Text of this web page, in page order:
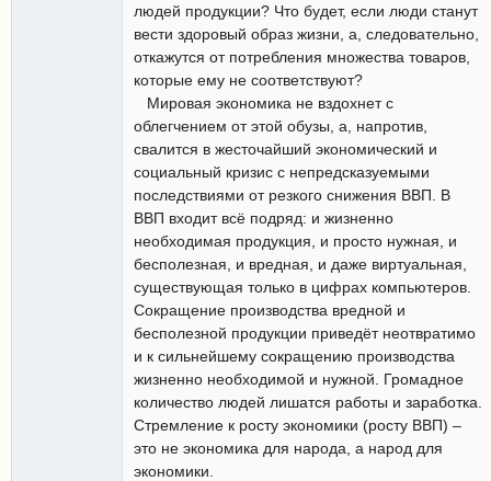
людей продукции? Что будет, если люди станут
вести здоровый образ жизни, а, следовательно,
откажутся от потребления множества товаров,
которые ему не соответствуют?
Мировая экономика не вздохнет с
облегчением от этой обузы, а, напротив,
свалится в жесточайший экономический и
социальный кризис с непредсказуемыми
последствиями от резкого снижения ВВП. В
ВВП входит всё подряд: и жизненно
необходимая продукция, и просто нужная, и
бесполезная, и вредная, и даже виртуальная,
существующая только в цифрах компьютеров.
Сокращение производства вредной и
бесполезной продукции приведёт неотвратимо
и к сильнейшему сокращению производства
жизненно необходимой и нужной. Громадное
количество людей лишатся работы и заработка.
Стремление к росту экономики (росту ВВП) –
это не экономика для народа, а народ для
экономики.